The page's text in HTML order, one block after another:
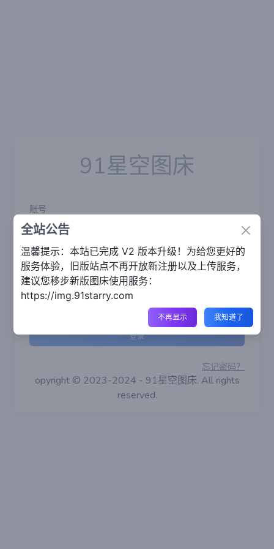
91星空图床
账号
密码
登录
忘记密码？
opyright © 2023-2024 - 91星空图床. All rights
reserved.
全站公告 Close
温馨提示：本站已完成 V2 版本升级！为给您更好的
服务体验，旧版站点不再开放新注册以及上传服务，
建议您移步新版图床使用服务：
https://img.91starry.com
不再显示 我知道了